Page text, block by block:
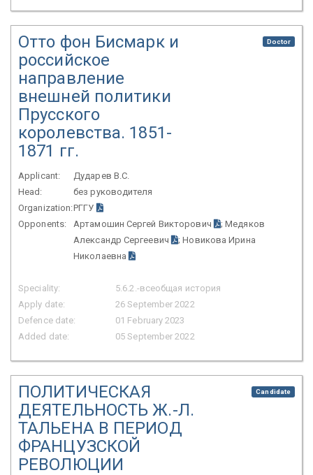
Отто фон Бисмарк и
российское
направление
внешней политики
Прусского
королевства. 1851-
1871 гг.
Doctor
Applicant:
Дударев В.С.
Head:
без руководителя
Organization:РГГУ
Opponents:
Артамошин Сергей Викторович
; Медяков
Александр Сергеевич
; Новикова Ирина
Николаевна
Speciality:
5.6.2.-всеобщая история
Apply date:
26 September 2022
Defence date:
01 February 2023
Added date:
05 September 2022
ПОЛИТИЧЕСКАЯ
ДЕЯТЕЛЬНОСТЬ Ж.-Л.
ТАЛЬЕНА В ПЕРИОД
ФРАНЦУЗСКОЙ
РЕВОЛЮЦИИ
Candidate